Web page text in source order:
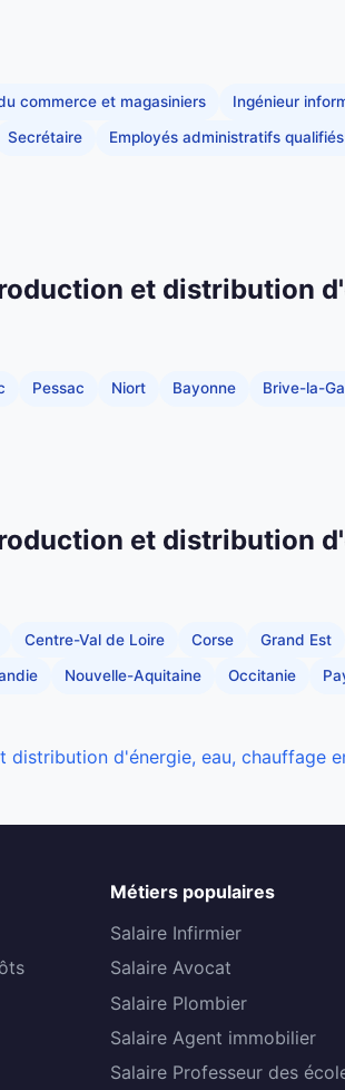
commerce et magasiniers Ingénieur
Secrétaire Employés administratifs
et distribution
Pessac Niort Bayonne Brive-la-
et distribution
Centre-Val de Loire Corse Grand Est
Nouvelle-Aquitaine Occitanie
d'énergie, eau, chauffage
Métiers populaires
Salaire Infirmier
Salaire Avocat
Salaire Plombier
Salaire Agent immobilier
Salaire Professeur des